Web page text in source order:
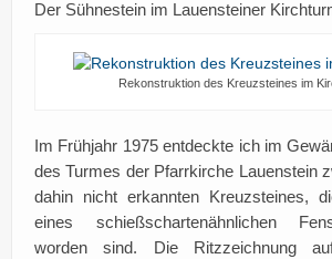
Der Sühnestein im Lauensteiner
Rekonstruktion des Kreuzsteines im
Im Frühjahr 1975 entdeckte ich im
des Turmes der Pfarrkirche Lauenstein
dahin nicht erkannten Kreuzsteines,
eines schießschartenähnlichen
worden sind. Die Ritzzeichnung